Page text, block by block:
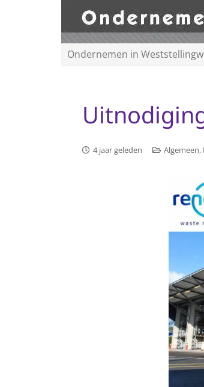
Ondernemen in
4 jaar geleden Algemeen,